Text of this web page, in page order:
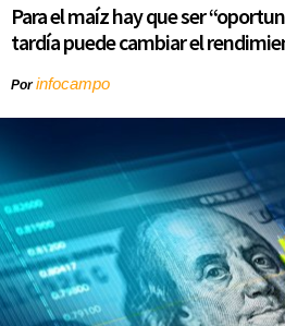
Para el maíz hay que ser
tardía puede cambiar el
Porinfocampo